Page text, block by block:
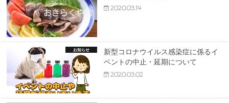
2020.03.14
お知らせ
新型コロナウイルス感染症に係るイ
ベントの中止・延期について
2020.03.02